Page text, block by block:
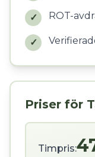
✓ ROT-
✓
Priser för
Timpris: